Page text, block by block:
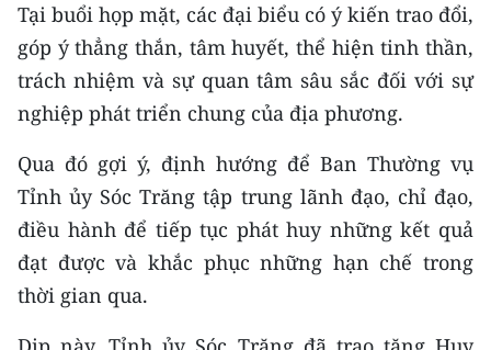
VỀ BÁO NHÂN DÂN
THỜI NAY
NHÂN DÂN HẰNG THÁNG
MUA BÁO
ĐỌC BÁO IN
Tại buổi họp mặt, các đại biểu có ý kiến trao đổi,
góp ý thẳng thắn, tâm huyết, thể hiện tinh thần,
trách nhiệm và sự quan tâm sâu sắc đối với sự
nghiệp phát triển chung của địa phương.
Qua đó gợi ý, định hướng để Ban Thường vụ
Tỉnh ủy Sóc Trăng tập trung lãnh đạo, chỉ đạo,
điều hành để tiếp tục phát huy những kết quả
đạt được và khắc phục những hạn chế trong
thời gian qua.